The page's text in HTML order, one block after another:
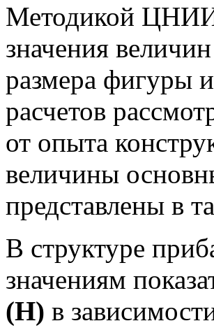
Методикой
значения
размера фигуры
расчетов
от опыта
величины
представлены в
В структуре
значениям
(Н) в